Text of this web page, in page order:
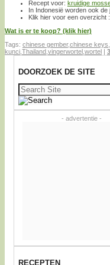
Recept voor: kruidige
In Indonesië worden ook de
Klik hier voor een overzicht :
Wat is er te koop? (klik hier)
Tags: chinese gember,chinese keys
kunci Thailand vingerwortel wortel | 3
DOORZOEK DE SITE
Zoeken
naar:
- advertentie -
RECEPTEN